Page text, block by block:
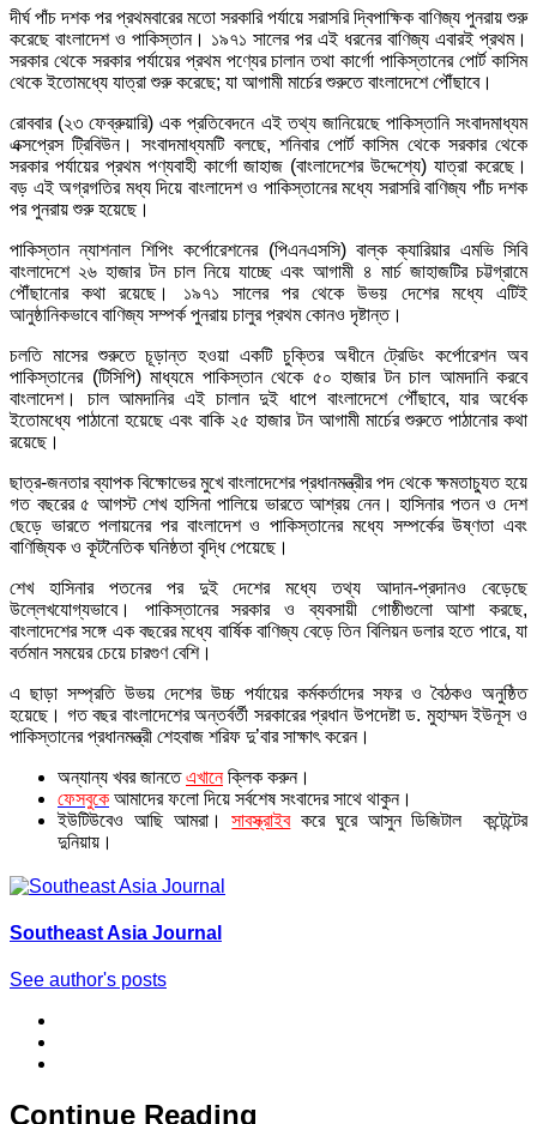
দীর্ঘ পাঁচ দশক পর প্রথমবারের মতো সরকারি পর্যায়ে সরাসরি দ্বিপাক্ষিক বাণিজ্য পুনরায় শুরু
করেছে বাংলাদেশ ও পাকিস্তান। ১৯৭১ সালের পর এই ধরনের বাণিজ্য এবারই প্রথম।
সরকার থেকে সরকার পর্যায়ের প্রথম পণ্যের চালান তথা কার্গো পাকিস্তানের পোর্ট কাসিম
থেকে ইতোমধ্যে যাত্রা শুরু করেছে; যা আগামী মার্চের শুরুতে বাংলাদেশে পৌঁছাবে।
রোববার (২৩ ফেব্রুয়ারি) এক প্রতিবেদনে এই তথ্য জানিয়েছে পাকিস্তানি সংবাদমাধ্যম
এক্সপ্রেস ট্রিবিউন। সংবাদমাধ্যমটি বলছে, শনিবার পোর্ট কাসিম থেকে সরকার থেকে
সরকার পর্যায়ের প্রথম পণ্যবাহী কার্গো জাহাজ (বাংলাদেশের উদ্দেশ্যে) যাত্রা করেছে।
বড় এই অগ্রগতির মধ্য দিয়ে বাংলাদেশ ও পাকিস্তানের মধ্যে সরাসরি বাণিজ্য পাঁচ দশক
পর পুনরায় শুরু হয়েছে।
পাকিস্তান ন্যাশনাল শিপিং কর্পোরেশনের (পিএনএসসি) বাল্ক ক্যারিয়ার এমভি সিবি
বাংলাদেশে ২৬ হাজার টন চাল নিয়ে যাচ্ছে এবং আগামী ৪ মার্চ জাহাজটির চট্টগ্রামে
পৌঁছানোর কথা রয়েছে। ১৯৭১ সালের পর থেকে উভয় দেশের মধ্যে এটিই
আনুষ্ঠানিকভাবে বাণিজ্য সম্পর্ক পুনরায় চালুর প্রথম কোনও দৃষ্টান্ত।
চলতি মাসের শুরুতে চূড়ান্ত হওয়া একটি চুক্তির অধীনে ট্রেডিং কর্পোরেশন অব
পাকিস্তানের (টিসিপি) মাধ্যমে পাকিস্তান থেকে ৫০ হাজার টন চাল আমদানি করবে
বাংলাদেশ। চাল আমদানির এই চালান দুই ধাপে বাংলাদেশে পৌঁছাবে, যার অর্ধেক
ইতোমধ্যে পাঠানো হয়েছে এবং বাকি ২৫ হাজার টন আগামী মার্চের শুরুতে পাঠানোর কথা
রয়েছে।
ছাত্র-জনতার ব্যাপক বিক্ষোভের মুখে বাংলাদেশের প্রধানমন্ত্রীর পদ থেকে ক্ষমতাচ্যুত হয়ে
গত বছরের ৫ আগস্ট শেখ হাসিনা পালিয়ে ভারতে আশ্রয় নেন। হাসিনার পতন ও দেশ
ছেড়ে ভারতে পলায়নের পর বাংলাদেশ ও পাকিস্তানের মধ্যে সম্পর্কের উষ্ণতা এবং
বাণিজ্যিক ও কূটনৈতিক ঘনিষ্ঠতা বৃদ্ধি পেয়েছে।
শেখ হাসিনার পতনের পর দুই দেশের মধ্যে তথ্য আদান-প্রদানও বেড়েছে
উল্লেখযোগ্যভাবে। পাকিস্তানের সরকার ও ব্যবসায়ী গোষ্ঠীগুলো আশা করছে,
বাংলাদেশের সঙ্গে এক বছরের মধ্যে বার্ষিক বাণিজ্য বেড়ে তিন বিলিয়ন ডলার হতে পারে, যা
বর্তমান সময়ের চেয়ে চারগুণ বেশি।
এ ছাড়া সম্প্রতি উভয় দেশের উচ্চ পর্যায়ের কর্মকর্তাদের সফর ও বৈঠকও অনুষ্ঠিত
হয়েছে। গত বছর বাংলাদেশের অন্তর্বর্তী সরকারের প্রধান উপদেষ্টা ড. মুহাম্মদ ইউনূস ও
পাকিস্তানের প্রধানমন্ত্রী শেহবাজ শরিফ দু’বার সাক্ষাৎ করেন।
অন্যান্য খবর জানতে এখানে ক্লিক করুন।
ফেসবুকে আমাদের ফলো দিয়ে সর্বশেষ সংবাদের সাথে থাকুন।
ইউটিউবেও আছি আমরা।
সাবস্ক্রাইব করে ঘুরে আসুন ডিজিটাল কন্টেন্টের
দুনিয়ায়।
Southeast Asia Journal
See author's posts
Continue Reading